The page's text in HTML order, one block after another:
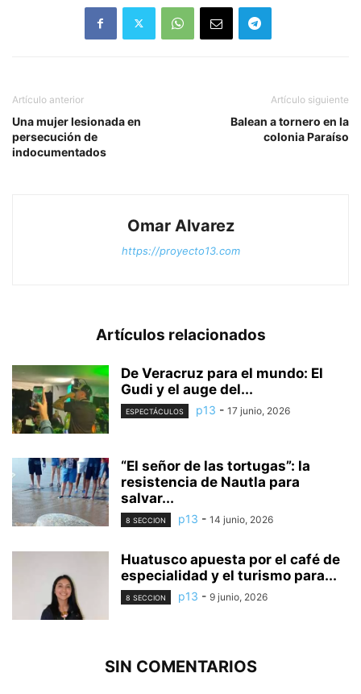
conductor de la camioneta
fue detenido por el delito
Artículo anterior
Una mujer lesionada en
persecución de
indocumentados
Artículo siguiente
Balean a tornero en la
colonia Paraíso
Omar Alvarez
https://proyecto13.com
Artículos relacionados
De Veracruz para el mundo: El
Gudi y el auge del...
ESPECTÁCULOS p13 - 17 junio, 2026
“El señor de las tortugas”: la
resistencia de Nautla para
salvar...
8 SECCION p13 - 14 junio, 2026
Huatusco apuesta por el café de
especialidad y el turismo para...
8 SECCION p13 - 9 junio, 2026
SIN COMENTARIOS